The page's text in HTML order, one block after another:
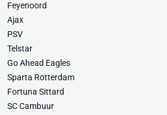
Feyenoord
Ajax
PSV
Telstar
Go Ahead Eagles
Sparta Rotterdam
Fortuna Sittard
SC Cambuur